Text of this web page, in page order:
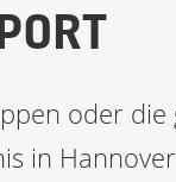
oder die
in